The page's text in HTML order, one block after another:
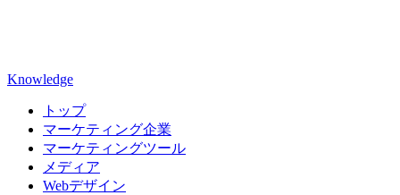
Knowledge
トップ
マーケティング企業
マーケティングツール
メディア
Webデザイン